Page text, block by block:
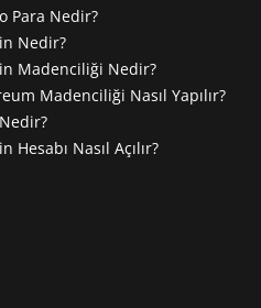
Para Nedir?
Nedir?
Madenciliği Nedir?
Madenciliği Nasıl Yapılır?
Hesabı Nasıl Açılır?